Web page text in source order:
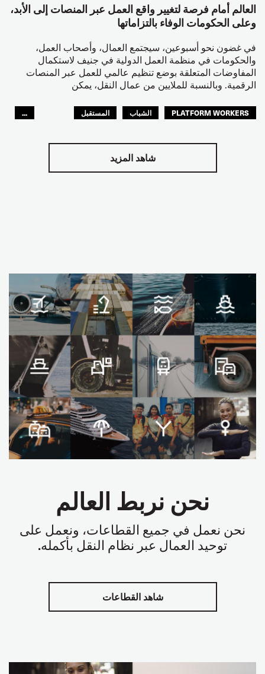
العالم أمام فرصة لتغيير واقع العمل عبر المنصات إلى الأبد،
وعلى الحكومات الوفاء بالتزاماتها
في غضون نحو أسبوعين، سيجتمع العمال، وأصحاب العمل،
والحكومات في منظمة العمل الدولية في جنيف لاستكمال
المفاوضات المتعلقة بوضع تنظيم عالمي للعمل عبر المنصات
الرقمية. وبالنسبة للملايين من عمال النقل، يمكن
PLATFORM WORKERS الشباب
المستقبل
...
شاهد المزيد
نحن نربط العالم
نحن نعمل في جميع القطاعات، ونعمل على
توحيد العمال عبر نظام النقل بأكمله.
شاهد القطاعات